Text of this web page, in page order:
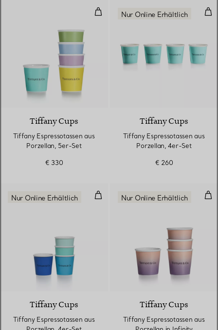
Tiffany Espressotassen aus
Tiffany Cups
Tiffany Espressotassen aus
Porzellan, 5er-Set
€ 330
Nur Online Erhältlich
Tiffany Cups
Tiffany Espressotassen aus
Porzellan, 4er-Set
€ 260
Tiffany Espressotassen aus
5 Farben
Nur Online Erhältlich
Tiffany Cups
Tiffany Espressotassen aus
Nur Online Erhältlich
Tiffany Cups
Tiffany Espressotassen aus